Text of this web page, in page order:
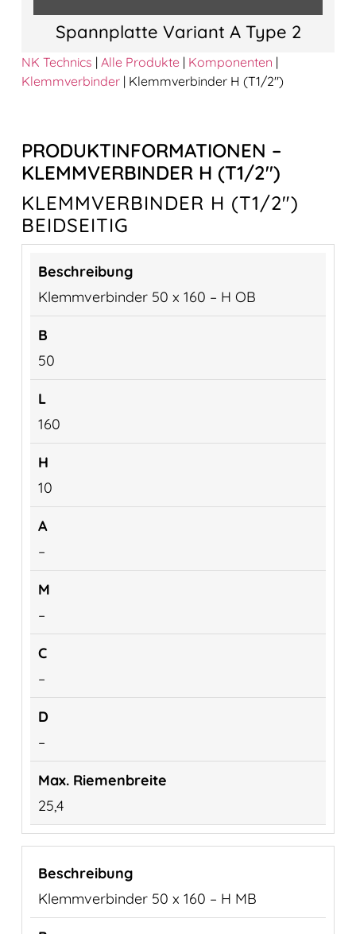
NK Technics | Alle Produkte| Komponenten |
Klemmverbinder| Klemmverbinder H (T1/2″)
PRODUKTINFORMATIONEN –
KLEMMVERBINDER H (T1/2″)
KLEMMVERBINDER H (T1/2″)
BEIDSEITIG
Klemmverbinder 50 x 160 – H OB
50
160
10
–
–
–
–
25,4
Klemmverbinder 50 x 160 – H MB
Spannplatte Variant A Type 2